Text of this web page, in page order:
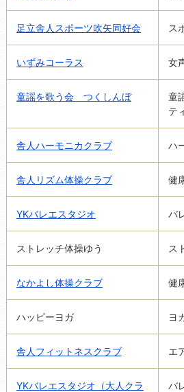
足立舎人スポーツ吹矢同好会 ス
いずみコーラス 女
童謡を歌う会 つくしんぼ
童
テ
舎人ハーモニカクラブ ハ
舎人リズム体操クラブ 健
YKバレエスタジオ バ
ストレッチ体操ゆう ス
なかよし体操クラブ 健
ハッピーヨガ ヨ
舎人フィットネスクラブ エ
YKバレエスタジオ（大人クラ
バ